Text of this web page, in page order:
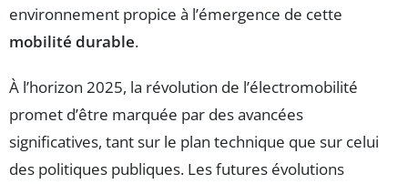
environnement propice à l’émergence de cette
mobilité durable.
À l’horizon 2025, la révolution de l’électromobilité
promet d’être marquée par des avancées
significatives, tant sur le plan technique que sur celui
des politiques publiques. Les futures évolutions